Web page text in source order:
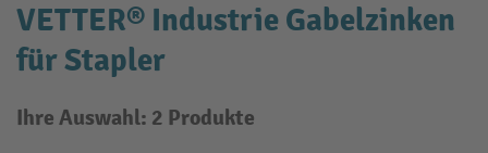
VETTER® Industrie Gabelzinken
für Stapler
Ihre Auswahl: 2 Produkte